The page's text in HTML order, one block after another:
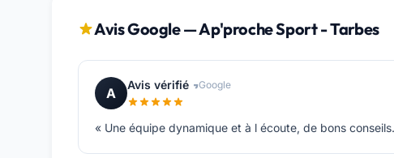
Avis Google — Ap'proche Sport - Tarbes
A
Avis vérifié Google
« Une équipe dynamique et à l écoute, de bons